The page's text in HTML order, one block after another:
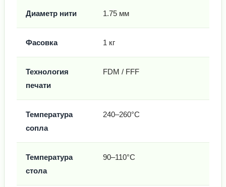
Диаметр нити 1.75 мм
Фасовка 1 кг
Технология
печати
FDM / FFF
Температура
сопла
240–260°C
Температура
стола
90–110°C